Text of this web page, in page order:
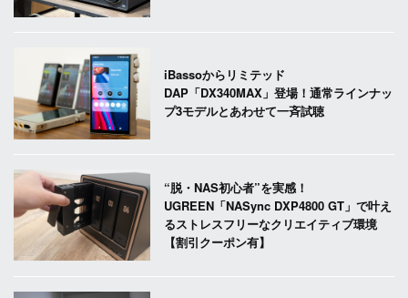
iBassoからリミテッド
DAP「DX340MAX」登場！通常ラインナッ
プ3モデルとあわせて一斉試聴
“脱・NAS初心者”を実感！
UGREEN「NASync DXP4800 GT」で叶え
るストレスフリーなクリエイティブ環境
【割引クーポン有】